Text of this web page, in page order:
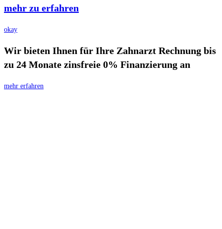
mehr zu erfahren
okay
Wir bieten Ihnen für Ihre Zahnarzt Rechnung bis
zu 24 Monate zinsfreie 0% Finanzierung an
mehr erfahren